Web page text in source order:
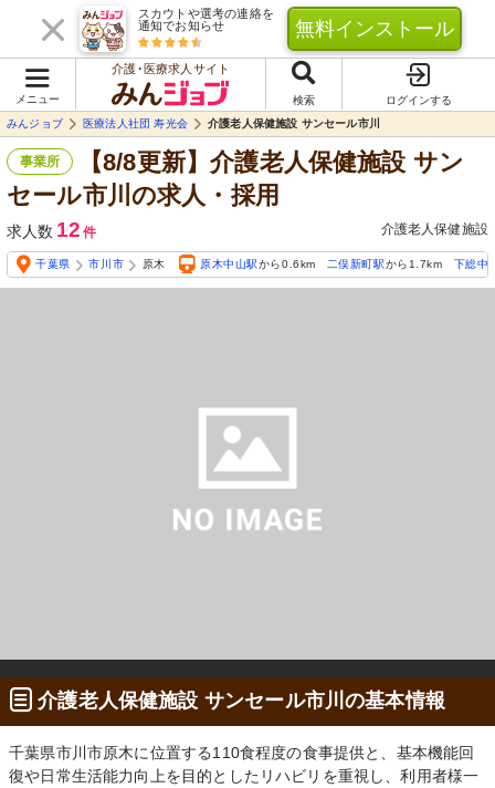
スカウトや選考の連絡を
通知でお知らせ
無料インストール
メニュー
介護･医療求人サイト
検索
ログインする
みんジョブ
医療法人社団 寿光会 介護老人保健施設 サンセール市川
事業所
【8/8更新】介護老人保健施設 サン
セール市川の求人・採用
求人数 12 件 介護老人保健施設
千葉県 市川市 原木 原木中山駅から0.6km 二俣新町駅から1.7km 下総中
介護老人保健施設 サンセール市川の基本情報
千葉県市川市原木に位置する110食程度の食事提供と、基本機能回
復や日常生活能力向上を目的としたリハビリを重視し、利用者様一